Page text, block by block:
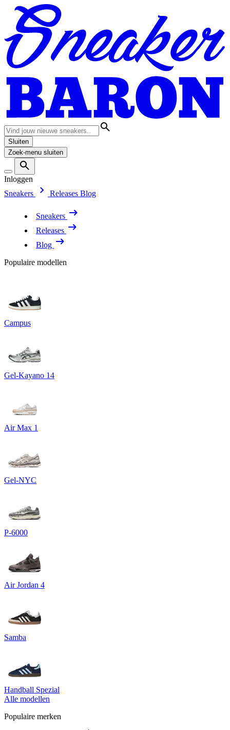
Sluiten
Zoek-menu sluiten
Inloggen
Sneakers
Releases Blog
Sneakers
Releases
Blog
Populaire modellen
Campus
Gel-Kayano 14
Air Max 1
Gel-NYC
P-6000
Air Jordan 4
Samba
Handball Spezial
Alle modellen
Populaire merken